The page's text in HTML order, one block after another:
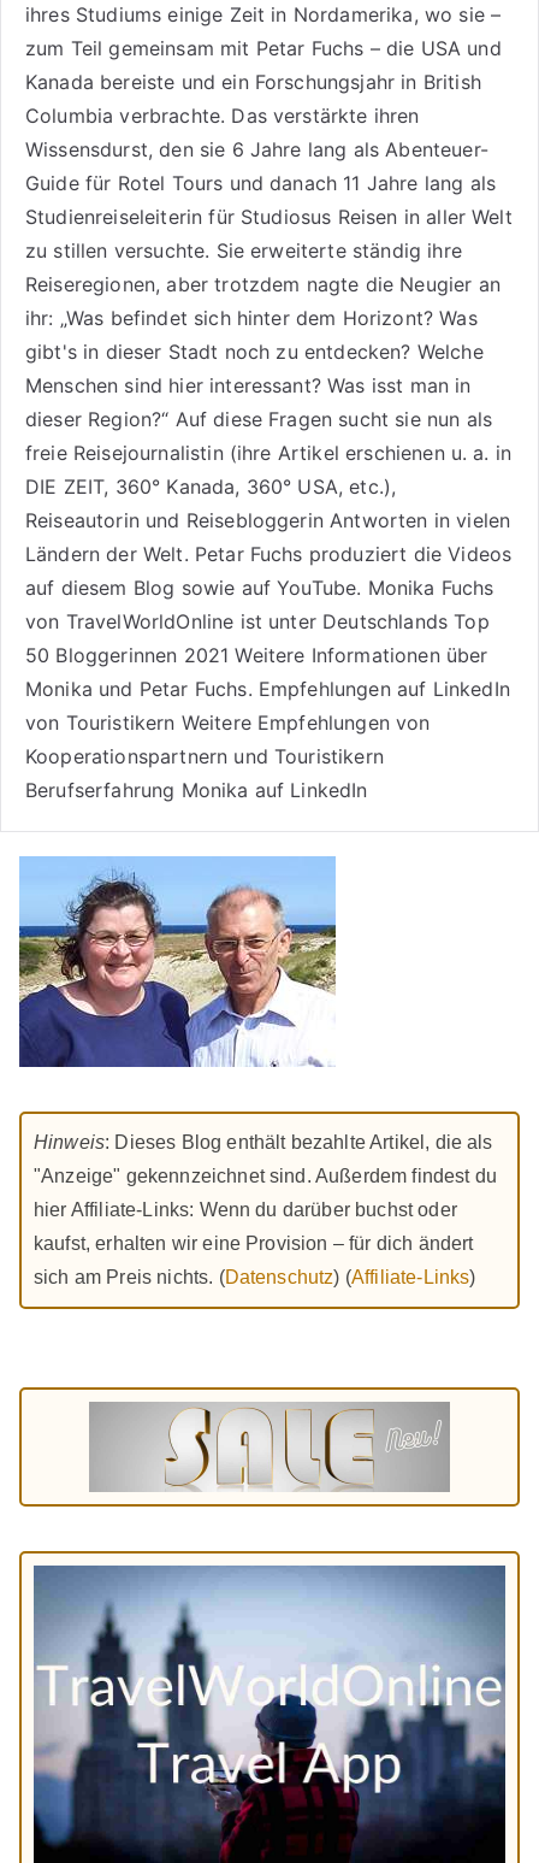
ihres Studiums einige Zeit in Nordamerika, wo sie –
zum Teil gemeinsam mit Petar Fuchs – die USA und
Kanada bereiste und ein Forschungsjahr in British
Columbia verbrachte. Das verstärkte ihren
Wissensdurst, den sie 6 Jahre lang als Abenteuer-
Guide für Rotel Tours und danach 11 Jahre lang als
Studienreiseleiterin für Studiosus Reisen in aller Welt
zu stillen versuchte. Sie erweiterte ständig ihre
Reiseregionen, aber trotzdem nagte die Neugier an
ihr: „Was befindet sich hinter dem Horizont? Was
gibt's in dieser Stadt noch zu entdecken? Welche
Menschen sind hier interessant? Was isst man in
dieser Region?“ Auf diese Fragen sucht sie nun als
freie Reisejournalistin (ihre Artikel erschienen u. a. in
DIE ZEIT, 360° Kanada, 360° USA, etc.),
Reiseautorinund Reisebloggerin Antworten in vielen
Ländern der Welt. Petar Fuchs produziert die Videos
auf diesem Blog sowie aufYouTube. Monika Fuchs
von TravelWorldOnline ist unter Deutschlands Top
50 Bloggerinnen 2021 Weitere Informationen über
Monika und Petar Fuchs. Empfehlungen auf LinkedIn
von Touristikern Weitere Empfehlungen von
Kooperationspartnern und Touristikern
Berufserfahrung Monika auf LinkedIn
Hinweis: Dieses Blog enthält bezahlte Artikel, die als
"Anzeige" gekennzeichnet sind. Außerdem findest du
hier Affiliate-Links: Wenn du darüber buchst oder
kaufst, erhalten wir eine Provision – für dich ändert
sich am Preis nichts. (Datenschutz) (Affiliate-Links)